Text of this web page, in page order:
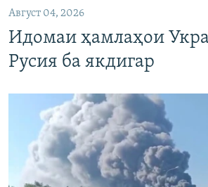
Август 04, 2026
Идомаи ҳамлаҳои
Русия ба якдигар